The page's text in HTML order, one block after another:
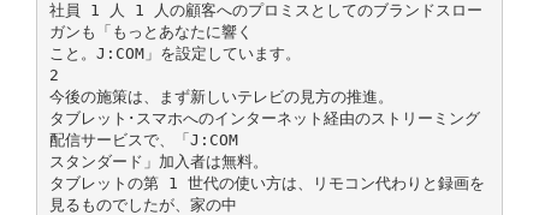
社員 1 人 1 人の顧客へのプロミスとしてのブランドスロー
ガンも「もっとあなたに響く
こと。J:COM」を設定しています。
2
今後の施策は、まず新しいテレビの見方の推進。
タブレット･スマホへのインターネット経由のストリーミング
配信サービスで、「J:COM
スタンダード」加入者は無料。
タブレットの第 1 世代の使い方は、リモコン代わりと録画を
見るものでしたが、家の中